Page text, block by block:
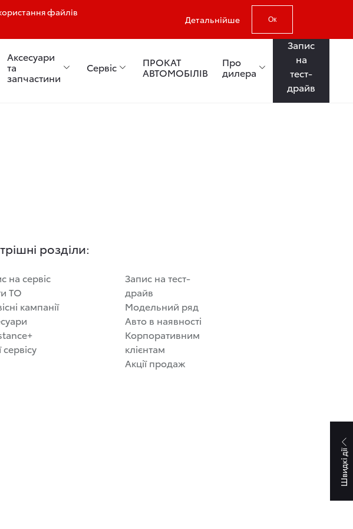
файлів
Детальнійше Ок
Аксесуари
та
запчастини
Сервіс ПРОКАТ
АВТОМОБІЛІВ
Про
дилера
Запис
на
тест-
драйв
Швидкі дії
розділи:
на сервіс
ТО
кампанії
сервісу
Запис на тест-
драйв
Модельний ряд
Авто в наявності
Корпоративним
клієнтам
Акції продаж